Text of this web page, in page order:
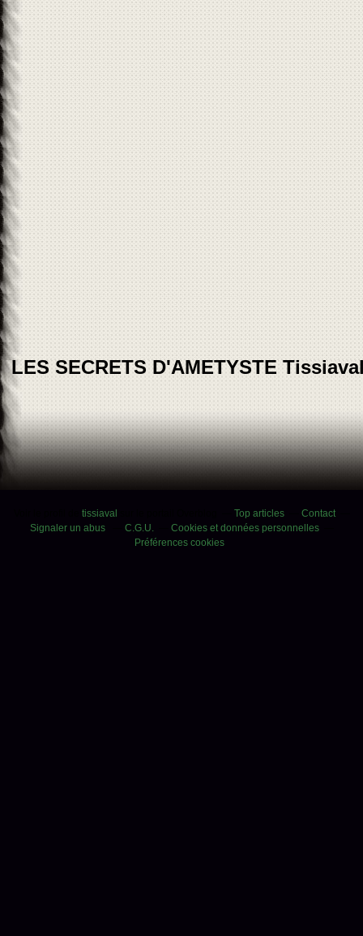
LES SECRETS D'AMETYSTE
tissiaval Top articles
Contact
Signaler un abus
C.G.U.
Cookies et données personnelles
Préférences cookies